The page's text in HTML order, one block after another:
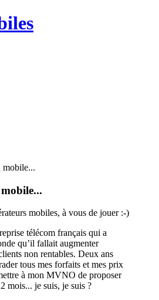
mobile...
mobiles, à vous de jouer :-)
télécom français qui a
qu’il fallait augmenter
non rentables. Deux ans
tous mes forfaits et mes prix
à mon MVNO de proposer
mois... je suis, je suis ?